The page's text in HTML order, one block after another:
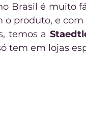
Brasil é muito
o produto, e
temos a
tem em lojas